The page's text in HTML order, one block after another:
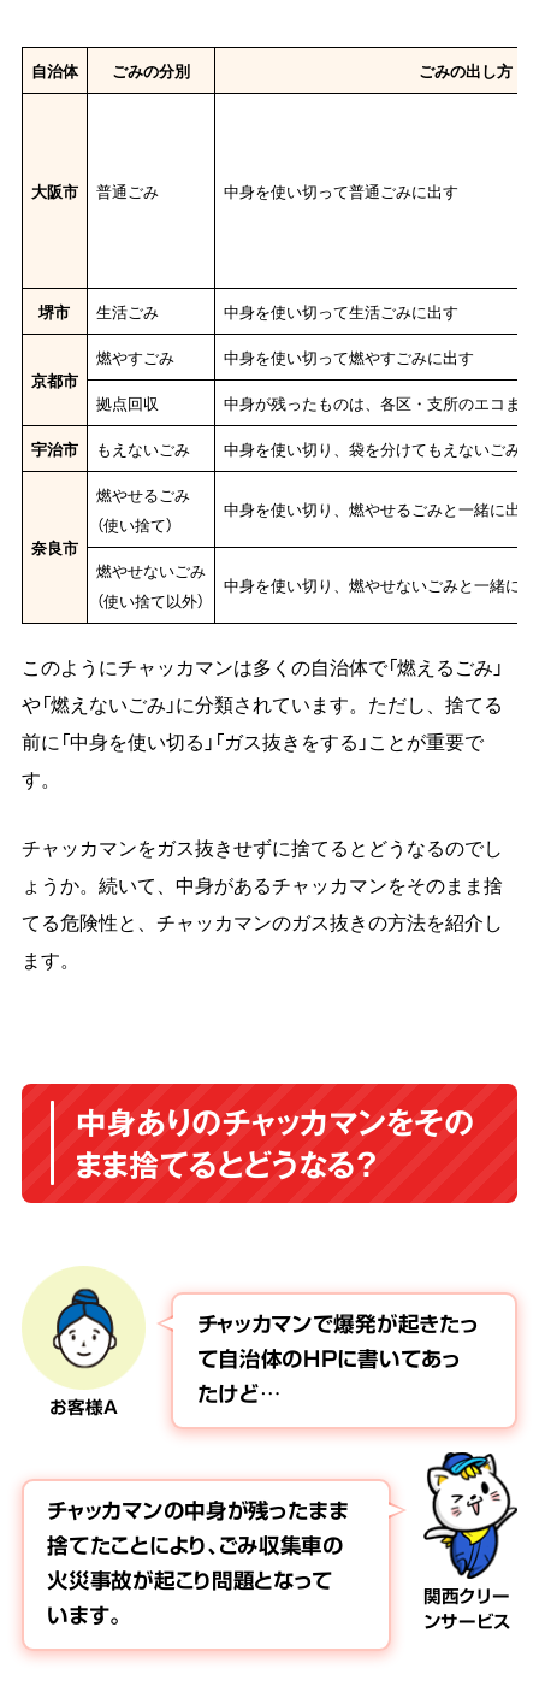
自治体 ごみの分別 ごみの出し方
大阪市 普通ごみ 中身を使い切って普通ごみに出す
堺市 生活ごみ 中身を使い切って生活ごみに出す
京都市
燃やすごみ
中身を使い切って燃やすごみに出す
拠点回収
中身が残ったものは、各区・支所のエコま
宇治市
もえないごみ 中身を使い切り、袋を分けてもえないごみ
奈良市
燃やせるごみ
（使い捨て）
中身を使い切り、燃やせるごみと一緒に出す
燃やせないごみ
（使い捨て以外）
中身を使い切り、燃やせないごみと一緒に
このようにチャッカマンは多くの自治体で「燃えるごみ」
や「燃えないごみ」に分類されています。ただし、捨てる
前に「中身を使い切る」「ガス抜きをする」ことが重要で
す。
チャッカマンをガス抜きせずに捨てるとどうなるのでし
ょうか。続いて、中身があるチャッカマンをそのまま捨
てる危険性と、チャッカマンのガス抜きの方法を紹介し
ます。
中身ありのチャッカマンをその
まま捨てるとどうなる？
お客様A
チャッカマンで爆発が起きたっ
て自治体のHPに書いてあっ
たけど…
関西クリー
ンサービス
チャッカマンの中身が残ったまま
捨てたことにより、ごみ収集車の
火災事故が起こり問題となって
います。